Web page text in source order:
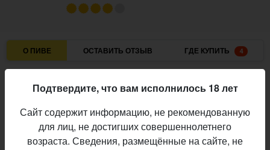
О ПИВЕ ОСТАВИТЬ ОТЗЫВ ГДЕ КУПИТЬ 4
Пивоварня:
Stamm Brewing
Алкоголь:
5,5%
Начало
выпуска:
09.06.2026
Подтвердите, что вам исполнилось 18 лет
Сайт содержит информацию, не рекомендованную
для лиц, не достигших совершеннолетнего
возраста. Сведения, размещённые на сайте, не